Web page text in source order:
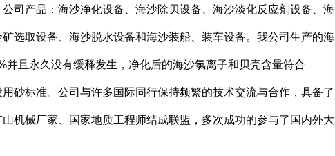
司产品：海沙净化设备、海沙除贝设备、海沙淡化反应剂设备、海
选取设备、海沙脱水设备和海沙装船、装车设备。 我公司生产的海
且永久没有缓释发生，净化后的海沙氯离子和贝壳含量符合
砂标准。 公司与许多国际同行保持频繁的技术交流与合作，具备了
机械厂家、国家地质工程师结成联盟，多次成功的参与了国内外大